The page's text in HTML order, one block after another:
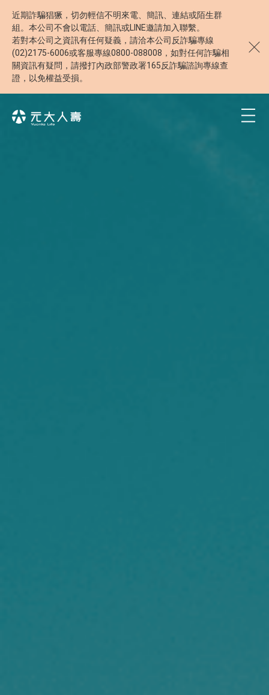
近期詐騙猖獗，切勿輕信不明來電、簡訊、連結或陌生群
組。本公司不會以電話、簡訊或LINE邀請加入聯繫。
若對本公司之資訊有任何疑義，請洽本公司反詐騙專線
(02)2175-6006或客服專線0800-088008，如對任何詐騙相
關資訊有疑問，請撥打內政部警政署165反詐騙諮詢專線查
證，以免權益受損。